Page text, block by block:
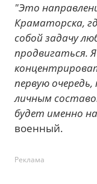
"Это
Краматорска,
собой задачу
продвигаться.
первую
личным
будет именно
военный.
Реклама